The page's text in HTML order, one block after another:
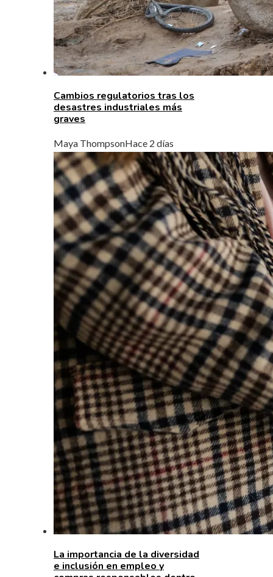
Cambios regulatorios tras los
desastres industriales más
graves
Maya ThompsonHace 2 días
La importancia de la diversidad
e inclusión en empleo y